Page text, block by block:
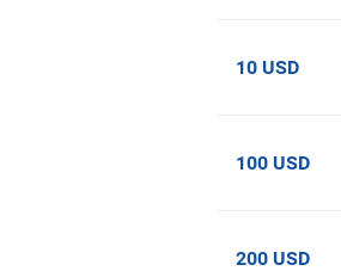
10 USD
100 USD
200 USD